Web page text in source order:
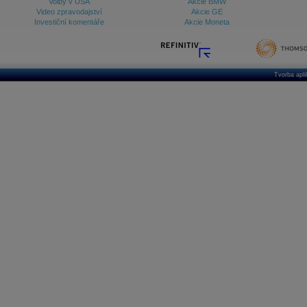
Video zpravodajství
Investiční komentáře
Akcie GE
Akcie Moneta
Tvorba